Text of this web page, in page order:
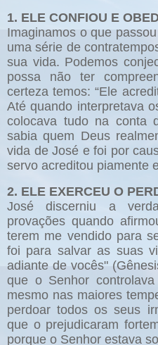
1. ELE CONFIOU E
Imaginamos o que
uma série de
sua vida. Podemos
possa não ter
certeza temos: “Ele
Até quando interpretava
colocava tudo na conta
sabia quem Deus
vida de José e foi por
servo acreditou piamente
2. ELE EXERCEU O
José discerniu a
provações quando
terem me vendido para
foi para salvar as suas
adiante de vocês"
que o Senhor
mesmo nas maiores
perdoar todos os seus
que o prejudicaram
porque o Senhor estava